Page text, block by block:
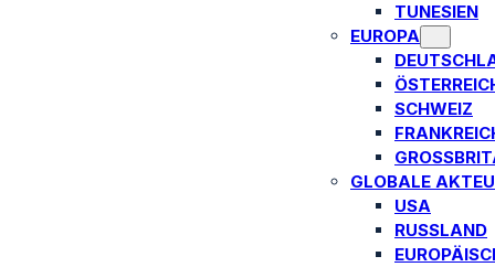
TUNESIEN
EUROPA
SCHWEIZ
GLOBALE
USA
RUSSLAND